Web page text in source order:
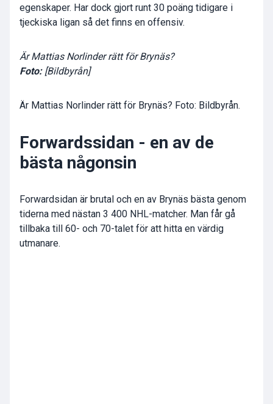
egenskaper. Har dock gjort runt 30 poäng tidigare i
tjeckiska ligan så det finns en offensiv.
Är Mattias Norlinder rätt för Brynäs?
Foto: [Bildbyrån]
Är Mattias Norlinder rätt för Brynäs? Foto: Bildbyrån.
Forwardssidan - en av de
bästa någonsin
Forwardsidan är brutal och en av Brynäs bästa genom
tiderna med nästan 3 400 NHL-matcher. Man får gå
tillbaka till 60- och 70-talet för att hitta en värdig
utmanare.